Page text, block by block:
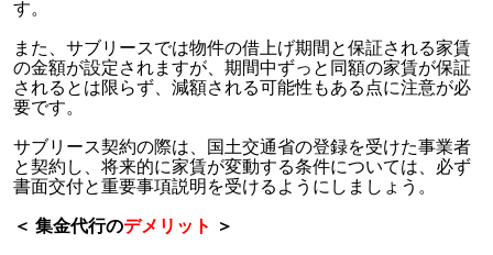
す。
また、サブリースでは物件の借上げ期間と保証される家賃
の金額が設定されますが、期間中ずっと同額の家賃が保証
されるとは限らず、減額される可能性もある点に注意が必
要です。
サブリース契約の際は、国土交通省の登録を受けた事業者
と契約し、将来的に家賃が変動する条件については、必ず
書面交付と重要事項説明を受けるようにしましょう。
＜ 集金代行のデメリット ＞